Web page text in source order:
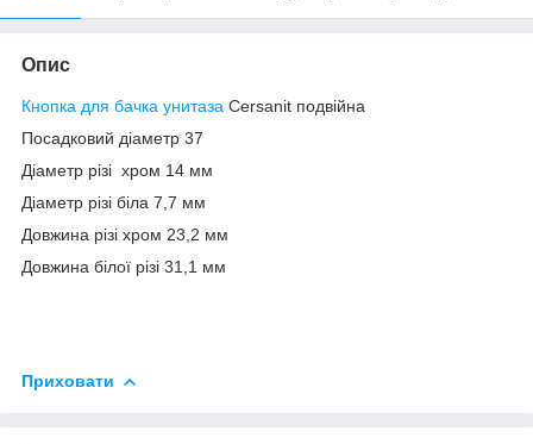
Опис
Кнопка для бачка унитаза Cersanit подвійна
Посадковий діаметр 37
Діаметр різі хром 14 мм
Діаметр різі біла 7,7 мм
Довжина різі хром 23,2 мм
Довжина білої різі 31,1 мм
Приховати